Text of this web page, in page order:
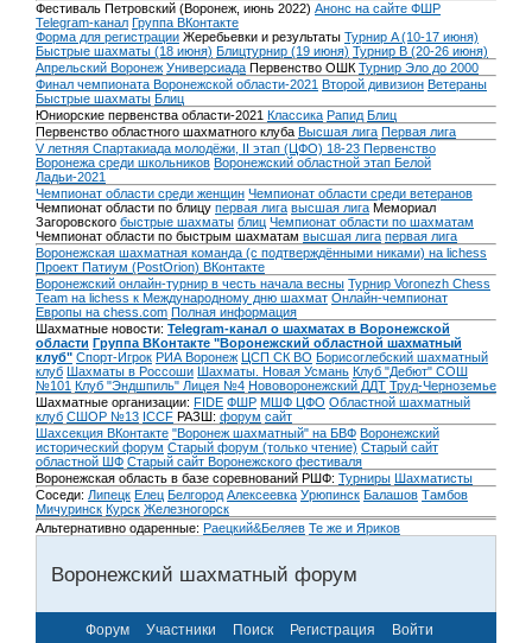
Фестиваль Петровский (Воронеж, июнь 2022) Анонс на сайте ФШР
Telegram-канал Группа ВКонтакте
Форма для регистрации Жеребьевки и результаты Турнир A (10-17 июня)
Быстрые шахматы (18 июня) Блицтурнир (19 июня) Турнир B (20-26 июня)
Апрельский Воронеж Универсиада Первенство ОШК Турнир Эло до 2000
Финал чемпионата Воронежской области-2021 Второй дивизион Ветераны
Быстрые шахматы Блиц
Юниорские первенства области-2021 Классика Рапид Блиц
Первенство областного шахматного клуба Высшая лига Первая лига
V летняя Спартакиада молодёжи, II этап (ЦФО) 18-23 Первенство
Воронежа среди школьников Воронежский областной этап Белой
Ладьи-2021
Чемпионат области среди женщин Чемпионат области среди ветеранов
Чемпионат области по блицу первая лига высшая лига Мемориал
Загоровского быстрые шахматы блиц Чемпионат области по шахматам
Чемпионат области по быстрым шахматам высшая лига первая лига
Воронежская шахматная команда (с подтверждёнными никами) на lichess
Проект Патиум (PostOrion) ВКонтакте
Воронежский онлайн-турнир в честь начала весны Турнир Voronezh Chess
Team на lichess к Международному дню шахмат Онлайн-чемпионат
Европы на chess.com Полная информация
Шахматные новости: Telegram-канал о шахматах в Воронежской
области Группа ВКонтакте "Воронежский областной шахматный
клуб" Спорт-Игрок РИА Воронеж ЦСП СК ВО Борисоглебский шахматный
клуб Шахматы в Россоши Шахматы. Новая Усмань Клуб "Дебют" СОШ
№101 Клуб "Эндшпиль" Лицея №4 Нововоронежский ДДТ Труд-Черноземье
Шахматные организации: FIDE ФШР МШФ ЦФО Областной шахматный
клуб СШОР №13 ICCF РАЗШ: форум сайт
Шахсекция ВКонтакте "Воронеж шахматный" на БВФ Воронежский
исторический форум Cтарый форум (только чтение) Старый сайт
областной ШФ Старый сайт Воронежского фестиваля
Воронежская область в базе соревнований РШФ: Турниры Шахматисты
Соседи: Липецк Елец Белгород Алексеевка Урюпинск Балашов Тамбов
Мичуринск Курск Железногорск
Альтернативно одаренные: Раецкий&Беляев Те же и Яриков
Воронежский шахматный форум
Форум Участники Поиск Регистрация Войти